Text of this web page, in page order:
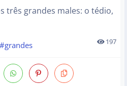
três grandes males: o tédio,
#grandes 197